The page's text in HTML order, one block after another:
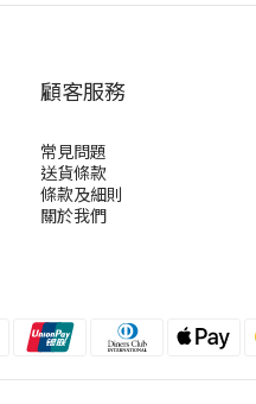
顧客服務
常見問題
送貨條款
條款及細則
關於我們